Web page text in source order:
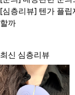
[심층리뷰] 텐가 플
할까
최신 심층리뷰